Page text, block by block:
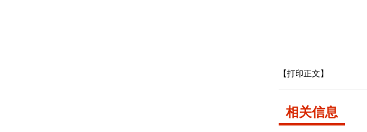
【打印正文】
相关信息